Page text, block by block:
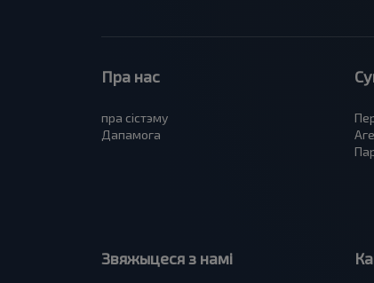
Пра нас
пра сiстэму
Дапамога
Звяжыцеся з намі